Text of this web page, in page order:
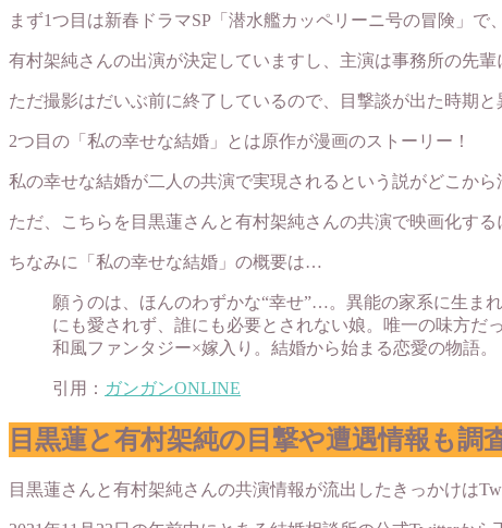
まず1つ目は新春ドラマSP「潜水艦カッペリーニ号の冒険」
有村架純さんの出演が決定していますし、主演は事務所の先
ただ撮影はだいぶ前に終了しているので、目撃談が出た時期
2つ目の「私の幸せな結婚」とは原作が漫画のストーリー！
私の幸せな結婚が二人の共演で実現されるという説がどこから
ただ、こちらを目黒蓮さんと有村架純さんの共演で映画化す
ちなみに「私の幸せな結婚」の概要は…
願うのは、ほんのわずかな“幸せ”…。異能の家系に生ま
にも愛されず、誰にも必要とされない娘。唯一の味方だ
和風ファンタジー×嫁入り。結婚から始まる恋愛の物語。
引用： ガンガンONLINE
目黒蓮と有村架純の目撃や遭遇情報も調
目黒蓮さんと有村架純さんの共演情報が流出したきっかけは